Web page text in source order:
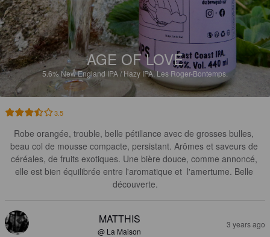
AGE OF LOVE
5.6% New England IPA / Hazy IPA.Les Roger-Bontemps.
3.5
Robe orangée, trouble, belle pétillance avec de grosses bulles,
beau col de mousse compacte, persistant. Arômes et saveurs de
céréales, de fruits exotiques. Une bière douce, comme annoncé,
elle est bien équilibrée entre l'aromatique et  l'amertume. Belle
découverte.
MATTHIS
@ La Maison
3 years ago